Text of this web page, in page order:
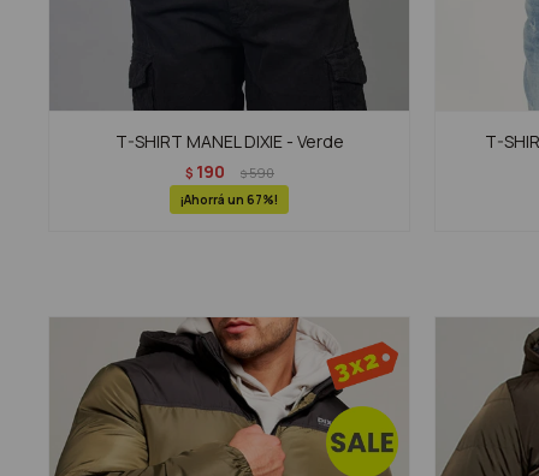
T-SHIRT MANEL DIXIE - Verde
$ 190 $590
67
T-